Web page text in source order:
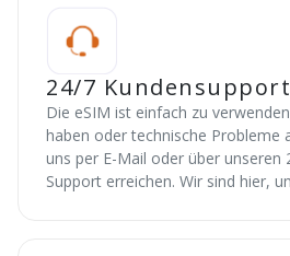
24/7 Kundensupport
Die eSIM ist einfach zu
haben oder technische Probleme
uns per E-Mail oder über unseren
Support erreichen. Wir sind hier,